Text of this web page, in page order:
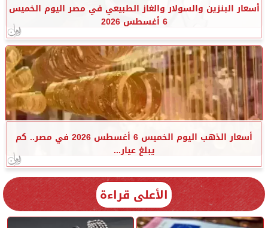
أسعار البنزين والسولار والغاز الطبيعي في مصر اليوم الخميس
6 أغسطس 2026
أسعار الذهب اليوم الخميس 6 أغسطس 2026 في مصر.. كم
يبلغ عيار...
الأعلى قراءة